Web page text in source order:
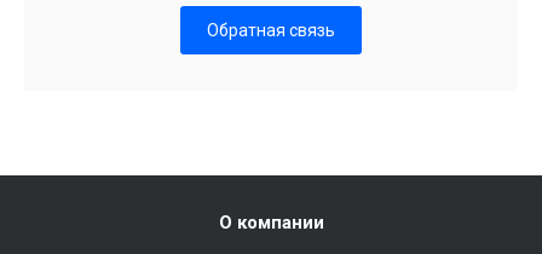
Обратная связь
О компании